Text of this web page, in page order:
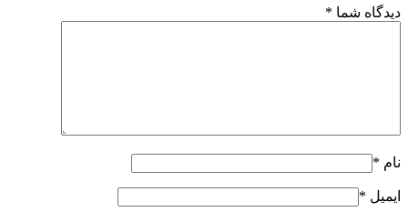
دیدگاه شما *
نام *
ایمیل *